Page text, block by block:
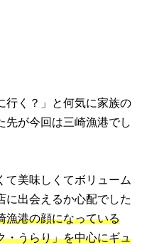
行く？」と何気に家族の
先が今回は三崎漁港でし
て美味しくてボリューム
に出会えるか心配でした
漁港の顔になっている
・うらり」を中心にギュ